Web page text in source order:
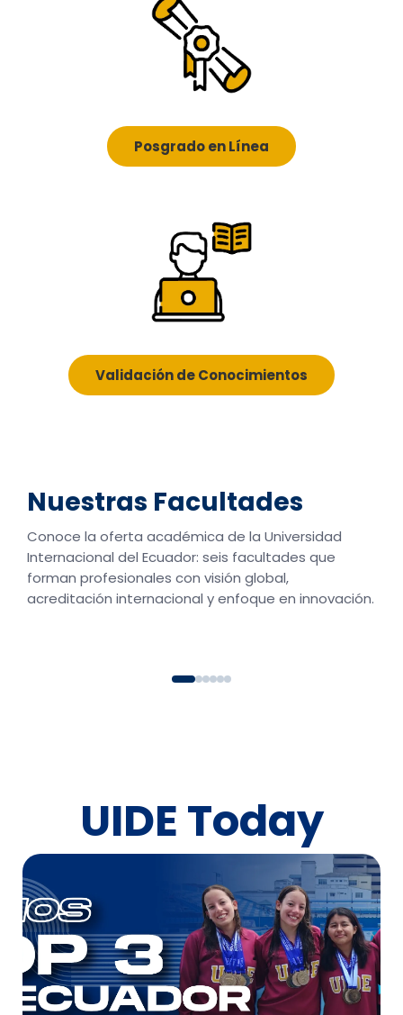
Posgrado en Línea
Validación de Conocimientos
Nuestras Facultades
Conoce la oferta académica de la Universidad
Internacional del Ecuador: seis facultades que
forman profesionales con visión global,
acreditación internacional y enfoque en innovación.
Business School
Escuela de Negocios con acreditación ACBSP y alianza
ASU. Forma líderes en administración, marketing,
finanzas, negocios internacionales y gastronomía.
Ver facultad → Ver
UIDE Today